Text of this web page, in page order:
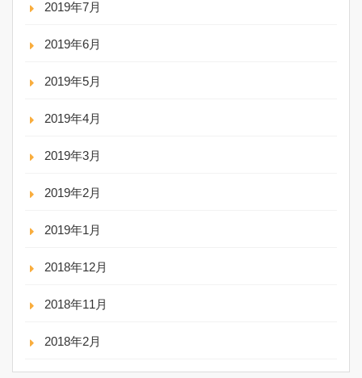
2019年7月
2019年6月
2019年5月
2019年4月
2019年3月
2019年2月
2019年1月
2018年12月
2018年11月
2018年2月